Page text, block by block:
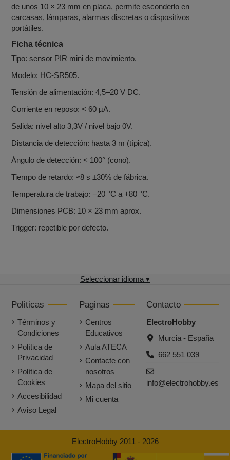
de unos 10 × 23 mm en placa, permite esconderlo en
carcasas, lámparas, alarmas discretas o dispositivos
portátiles.
Ficha técnica
Tipo: sensor PIR mini de movimiento.
Modelo: HC‑SR505.
Tensión de alimentación: 4,5–20 V DC.
Corriente en reposo: < 60 µA.
Salida: nivel alto 3,3V / nivel bajo 0V.
Distancia de detección: hasta 3 m (típica).
Ángulo de detección: < 100° (cono).
Tiempo de retardo: ≈8 s ±30% de fábrica.
Temperatura de trabajo: −20 °C a +80 °C.
Dimensiones PCB: 10 × 23 mm aprox.
Trigger: repetible por defecto.
Seleccionar idioma ▾
Politicas
Términos y
Condiciones
Política de
Privacidad
Política de
Cookies
Accesibilidad
Aviso Legal
Paginas
Centros
Educativos
Aula ATECA
Contacte con
nosotros
Mapa del sitio
Mi cuenta
Contacto
ElectroHobby
Murcia - España
662 551 039
info@electrohobby.es
ElectroHobby 2011 - 2026